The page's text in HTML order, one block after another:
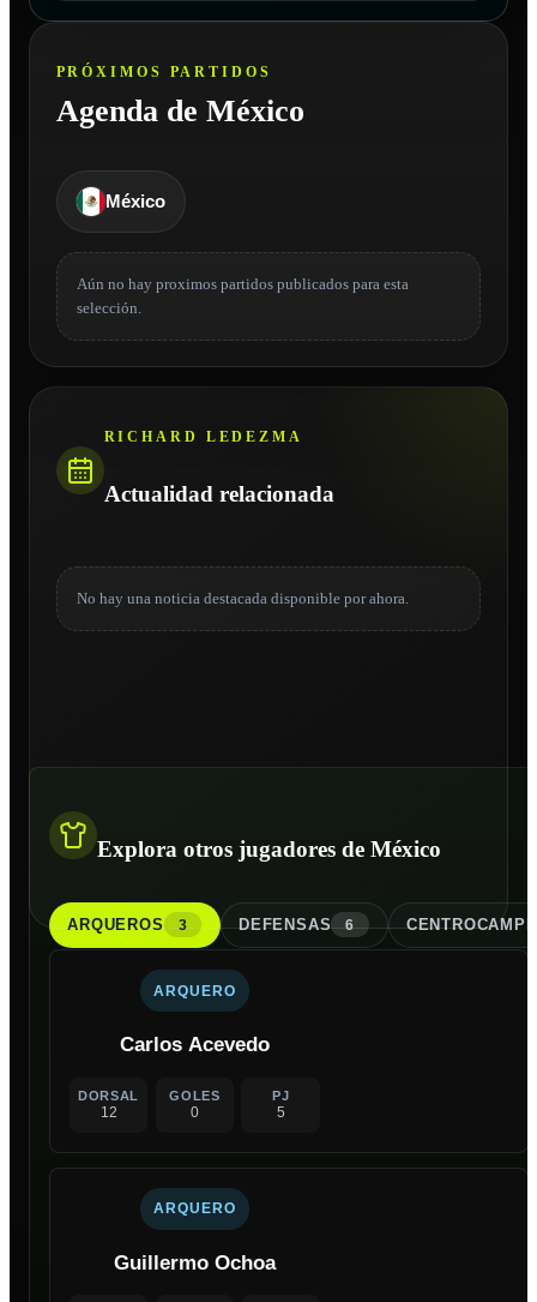
PRÓXIMOS PARTIDOS
Agenda de México
México
Aún no hay proximos partidos publicados para esta
selección.
RICHARD LEDEZMA
Actualidad relacionada
No hay una noticia destacada disponible por ahora.
Explora otros jugadores de México
ARQUEROS 3 DEFENSAS 6
ARQUERO
Carlos Acevedo
DORSAL
12
GOLES
0
PJ
5
ARQUERO
Guillermo Ochoa